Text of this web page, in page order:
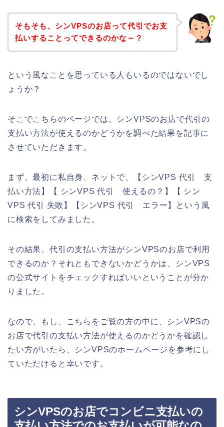
そもそも、シンVPSのお店って代引でお支
払いすることってできるのかな～？
という風なことを思っている人もいるのではないでし
ょうか？
そこでこちらのページでは、シンVPSのお店で代引の
支払い方法が使えるのかどうかを調べた結果を記事に
させていただきます。
まず、最初に私自身、ネットで、【シンVPS 代引 支
払い方法】【 シンVPS 代引 使えるの？】【 シン
VPS 代引 失敗】【シンVPS 代引 エラー】という風
に検索をしてみました。
その結果、代引の支払い方法がシンVPSのお店で利用
できるのか？それともできないかどうかは、シンVPS
の公式サイトをチェックすればいいということが分か
りました。
なので、もし、こちらをご覧の方の中に、シンVPSの
お店で代引の支払い方法が使えるのかどうかを確認し
たい方がいたら、シンVPSのホームページを参考にし
ていただけると幸いです。
シンVPSのお店でコンビニ支払いの